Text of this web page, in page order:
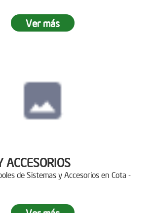
Ver más
ACCESORIOS
de Sistemas y Accesorios en Cota -